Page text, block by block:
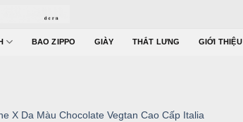
BAO ZIPPO GIÀY THẮT LƯNG GIỚI THIỆU
X Da Màu Chocolate Vegtan Cao Cấp Italia